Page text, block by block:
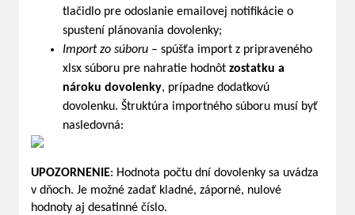
tlačidlo pre odoslanie emailovej notifikácie o
spustení plánovania dovolenky;
Import zo súboru – spúšťa import z pripraveného
xlsx súboru pre nahratie hodnôt zostatku a
nároku dovolenky, prípadne dodatkovú
dovolenku. Štruktúra importného súboru musí byť
nasledovná:
UPOZORNENIE: Hodnota počtu dní dovolenky sa uvádza
v dňoch. Je možné zadať kladné, záporné, nulové
hodnoty aj desatinné číslo.